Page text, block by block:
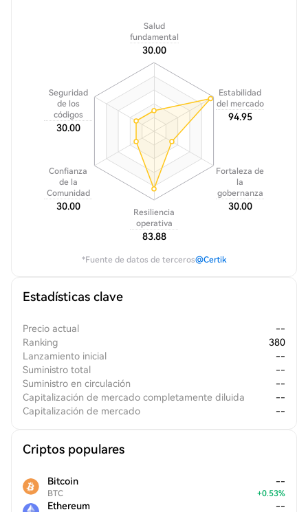
Salud
fundamental
30.00
Seguridad
de los
códigos
30.00
Confianza
de la
Comunidad
30.00
Resiliencia
operativa
83.88
Fortaleza de
la
gobernanza
30.00
Estabilidad
del mercado
94.95
*Fuente de datos de terceros@Certik
Estadísticas clave
Precio actual
--
Ranking
380
Lanzamiento inicial
--
Suministro total
--
Suministro en circulación
--
Capitalización de mercado completamente diluida
--
Capitalización de mercado
--
Criptos populares
Bitcoin
BTC
--
+0.53%
Ethereum --